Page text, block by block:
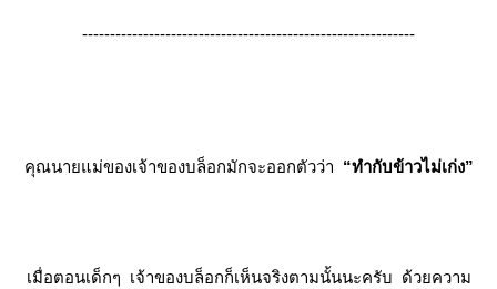
------------------------------------------------------------
คุณนายแม่ของเจ้าของบล็อกมักจะออกตัวว่า “ทำกับข้าวไม่เก่ง”
เมื่อตอนเด็กๆ เจ้าของบล็อกก็เห็นจริงตามนั้นนะครับ ด้วยความ